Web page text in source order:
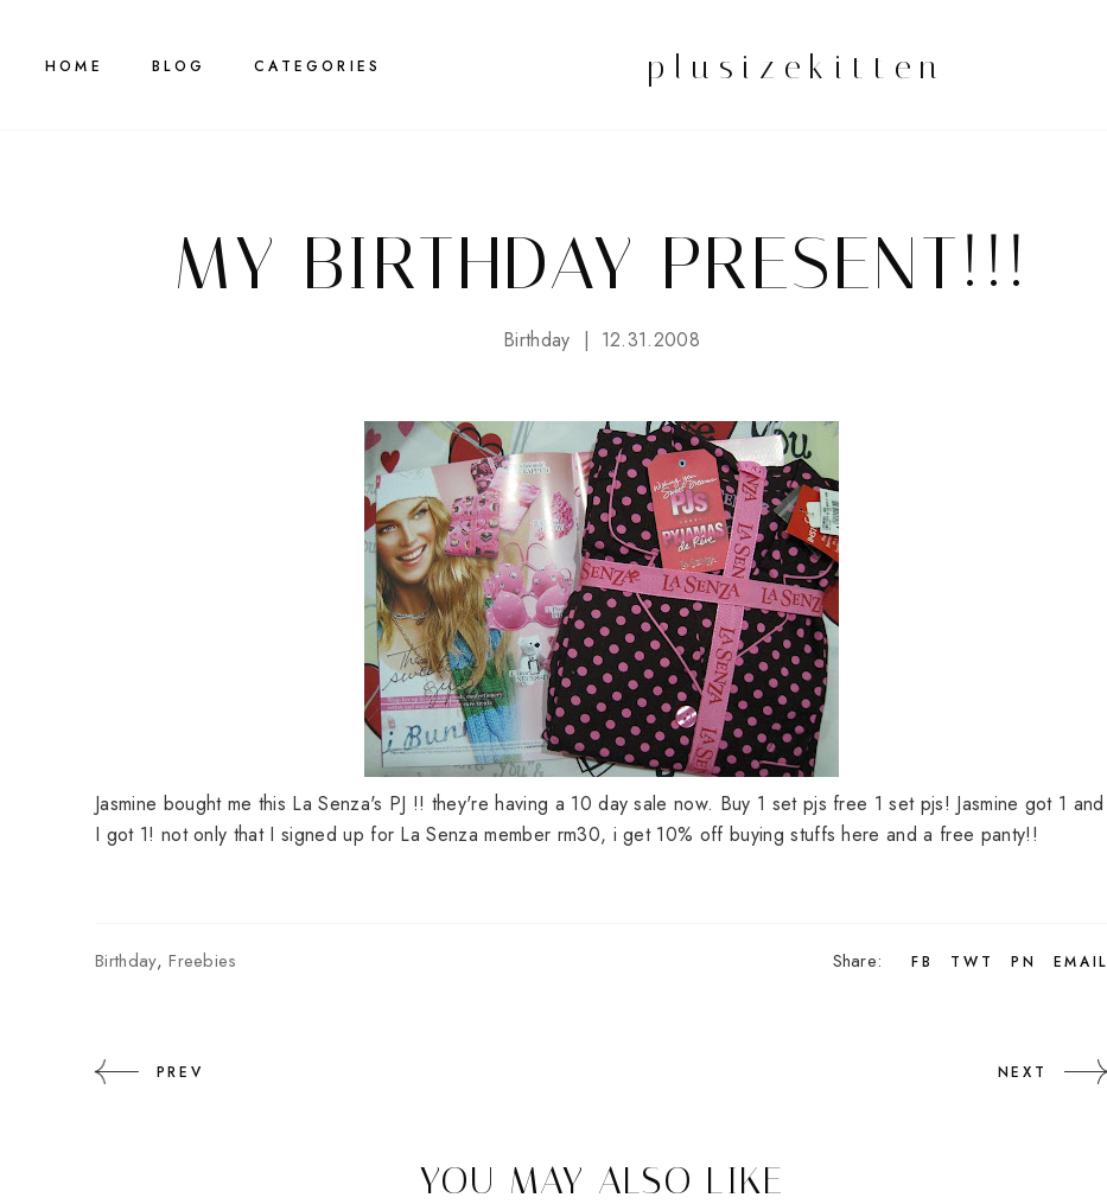
HOME BLOG CATEGORIES plusizekitten
MY BIRTHDAY PRESENT!!!
Birthday 12.31.2008
Jasmine bought me this La Senza's PJ !! they're having a 10 day sale now. Buy 1 set pjs free 1 set pjs! Jasmine got 1 and
I got 1! not only that I signed up for La Senza member rm30, i get 10% off buying stuffs here and a free panty!!
Birthday,Freebies Share: FB TWT PN EMAIL
PREV NEXT
YOU MAY ALSO LIKE